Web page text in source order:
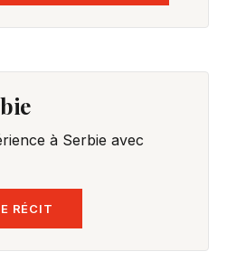
à Serbie avec
RÉCIT